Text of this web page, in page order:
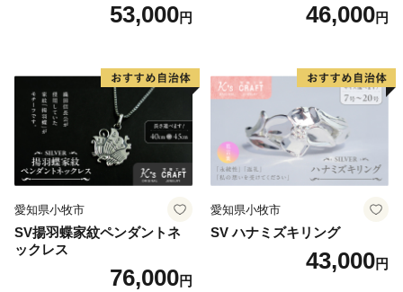
53,000円 46,000円
愛知県小牧市
SV揚羽蝶家紋ペンダントネ
ックレス
76,000円
愛知県小牧市
SV ハナミズキリング
43,000円